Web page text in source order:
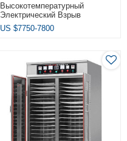
Высокотемпературный
Электрический Взрыв
Интеллектуальная Сушильная
Печь Циркуляция Горячего
US $7750-7800